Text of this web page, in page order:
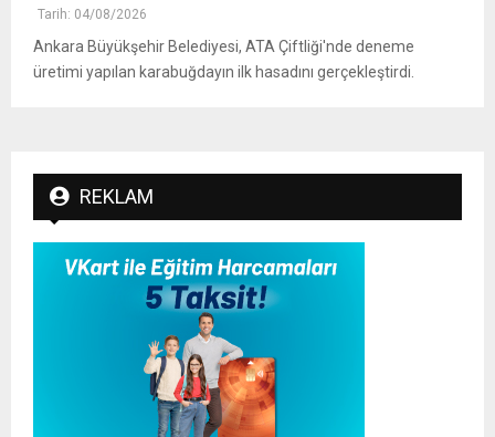
Tarih: 04/08/2026
Ankara Büyükşehir Belediyesi, ATA Çiftliği'nde deneme
üretimi yapılan karabuğdayın ilk hasadını gerçekleştirdi.
REKLAM